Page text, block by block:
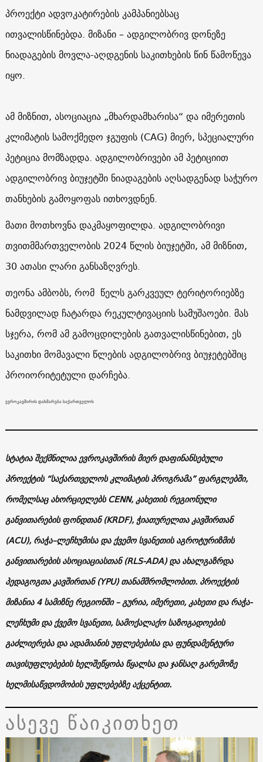
პროექტი ადვოკატირების კამპანიებსაც
ითვალისწინებდა. მიზანი – ადგილობრივ დონეზე
ნიადაგების მოვლა-აღდგენის საკითხების წინ წამოწევა
იყო.
ამ მიზნით, ასოციაცია „მხარდამხარისა“ და იმერეთის
კლიმატის სამოქმედო ჯგუფის (CAG) მიერ, სპეციალური
პეტიცია მომზადდა. ადგილობრივები ამ პეტიციით
ადგილობრივ ბიუჯეტში ნიადაგების აღსადგენად საჭურო
თანხების გამოყოფას ითხოვდნენ.
მათი მოთხოვნა დაკმაყოფილდა. ადგილობრივი
თვითმმართველობის 2024 წლის ბიუჯეტში, ამ მიზნით,
30 ათასი ლარი განსაზღვრეს.
თეონა ამბობს, რომ წელს გარკვეულ ტერიტორიებზე
ნამდვილად ჩატარდა რეკულტივაციის სამუშაოები. მას
სჯერა, რომ ამ გამოცდილების გათვალისწინებით, ეს
საკითხი მომავალი წლების ადგილობრივ ბიუჯეტებშიც
პროიორიტეტული დარჩება.
ევროკავშირის დახმარება საქართველოს
სტატია შექმნილია ევროკავშირის მიერ დაფინანსებული
პროექტის “საქართველოს კლიმატის პროგრამა” ფარგლებში,
რომელსაც ახორციელებს CENN, კახეთის რეგიონული
განვითარების ფონდთან (KRDF), ჭიათურელთა კავშირთან
(ACU), რაჭა–ლეჩხუმისა და ქვემო სვანეთის აგროტურიზმის
განვითარების ასოციაციასთან (RLS-ADA) და ახალგაზრდა
პედაგოგთა კავშირთან (YPU) თანამშრომლობით. პროექტის
მიზანია 4 სამიზნე რეგიონში – გურია, იმერეთი, კახეთი და რაჭა-
ლეჩხუმი და ქვემო სვანეთი, სამოქალაქო საზოგადოების
გაძლიერება და ადამიანის უფლებებისა და ფუნდამენტური
თავისუფლებების ხელშეწყობა წყალსა და ჯანსაღ გარემოზე
ხელმისაწვდომობის უფლებებზე აქცენტით.
ასევე წაიკითხეთ